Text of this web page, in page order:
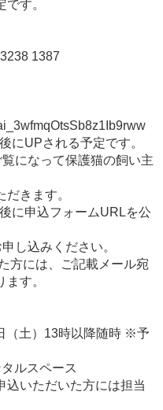
す。
1387
される予定です。
になって保護猫の飼い主
きます。
込フォームURLを公
みください。
は、ご記載メール宛
す。
（土）13時以降随時 ※予
ルスペース
込いただいた方には担当